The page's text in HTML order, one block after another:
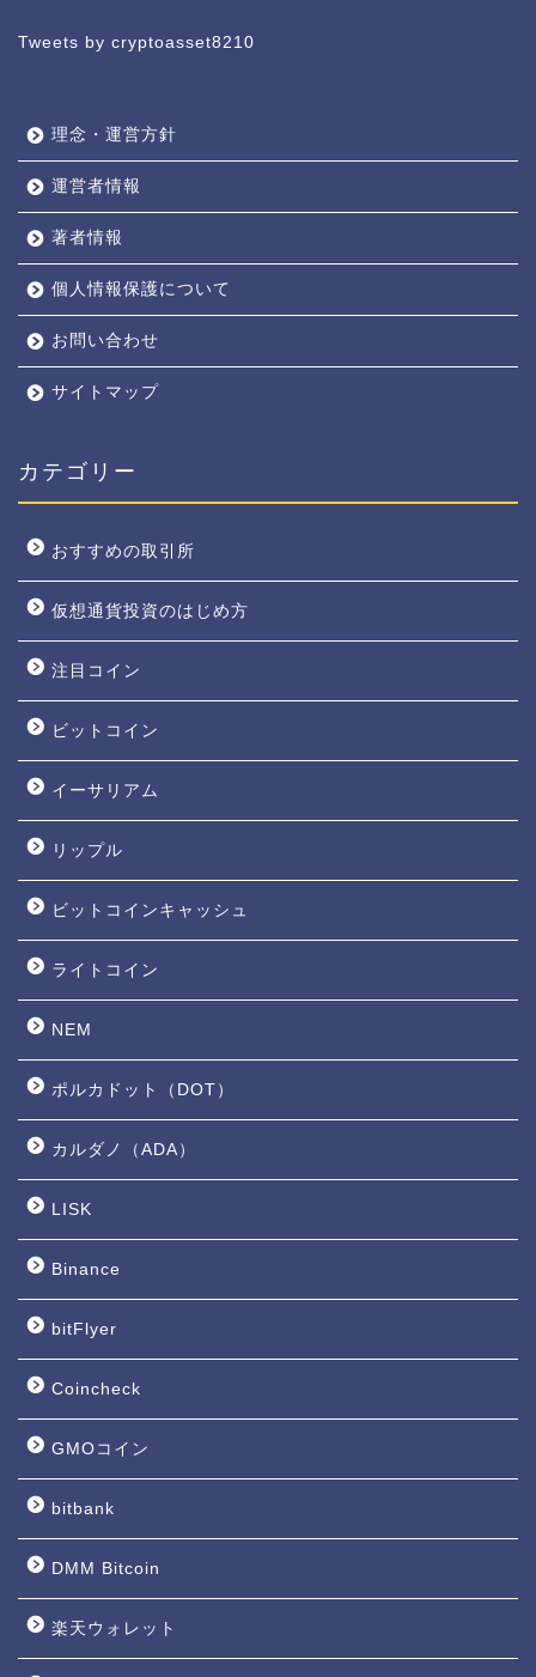
Tweets by cryptoasset8210
理念・運営方針
運営者情報
著者情報
個人情報保護について
お問い合わせ
サイトマップ
カテゴリー
おすすめの取引所
仮想通貨投資のはじめ方
注目コイン
ビットコイン
イーサリアム
リップル
ビットコインキャッシュ
ライトコイン
NEM
ポルカドット（DOT）
カルダノ（ADA）
LISK
Binance
bitFlyer
Coincheck
GMOコイン
bitbank
DMM Bitcoin
楽天ウォレット